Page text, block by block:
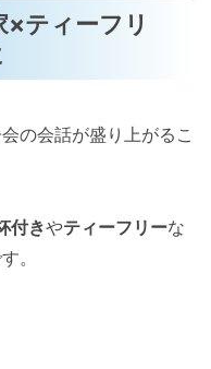
ティーフリ
の会話が盛り上がるこ
付きやティーフリーな
。